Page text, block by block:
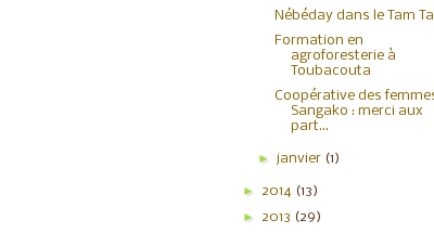
Nébéday dans le Tam
Formation en
agroforesterie à
Toubacouta
Coopérative des
Sangako : merci aux
part...
►janvier (1)
► 2014 (13)
► 2013 (29)